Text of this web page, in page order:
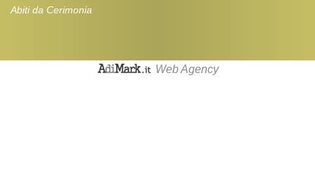
Abiti da Cerimonia
Web Agency